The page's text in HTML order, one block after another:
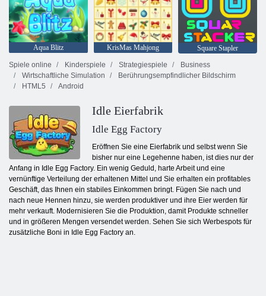
Aqua Blitz KrisMas Mahjong
Square Stapler
Spiele online
Kinderspiele Strategiespiele
Business
Wirtschaftliche Simulation
Berührungsempfindlicher Bildschirm
HTML5
Android
Idle Eierfabrik
Idle Egg Factory
Eröffnen Sie eine Eierfabrik und selbst wenn Sie
bisher nur eine Legehenne haben, ist dies nur der
Anfang in Idle Egg Factory. Ein wenig Geduld, harte Arbeit und eine
vernünftige Verteilung der erhaltenen Mittel und Sie erhalten ein profitables
Geschäft, das Ihnen ein stabiles Einkommen bringt. Fügen Sie nach und
nach neue Hennen hinzu, sie werden produktiver und ihre Eier werden für
mehr verkauft. Modernisieren Sie die Produktion, damit Produkte schneller
und in größeren Mengen versendet werden. Sehen Sie sich Werbespots für
zusätzliche Boni in Idle Egg Factory an.